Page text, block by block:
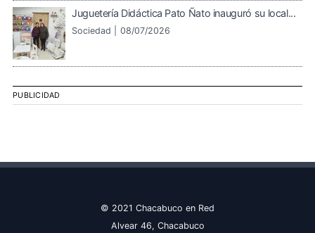
Juguetería Didáctica Pato Ñato inauguró su local...
Sociedad | 08/07/2026
PUBLICIDAD
© 2021 Chacabuco en Red
Alvear 46, Chacabuco